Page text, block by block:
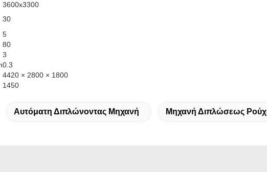
3600x3300
30
5
80
3
0.3
4420 × 2800 × 1800
1450
Αυτόματη Διπλώνοντας Μηχανή Μηχανή Διπλώσεως